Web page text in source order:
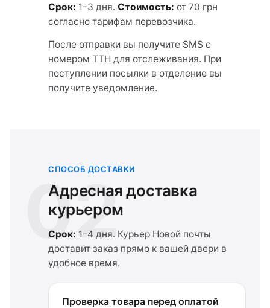
Срок: 1–3 дня. Стоимость: от 70 грн
согласно тарифам перевозчика.
После отправки вы получите SMS с
номером ТТН для отслеживания. При
поступлении посылки в отделение вы
получите уведомление.
02
СПОСОБ ДОСТАВКИ
Адресная доставка
курьером
Срок: 1–4 дня. Курьер Новой почты
доставит заказ прямо к вашей двери в
удобное время.
Проверка товара перед оплатой